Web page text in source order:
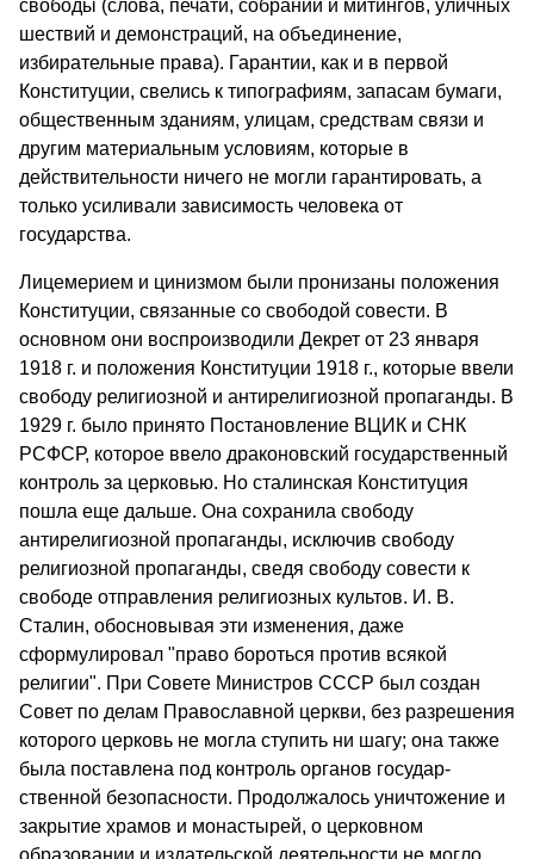
свободы (слова, печати, собраний и митингов, уличных
шествий и демонстра­ций, на объединение,
избирательные права). Гарантии, как и в первой
Конституции, свелись к типографиям, запасам бумаги,
общес­твенным зданиям, улицам, средствам связи и
другим материальным условиям, которые в
действительности ничего не могли гарантиро­вать, а
только усиливали зависимость человека от
государства.
Лицемерием и цинизмом были пронизаны положения
Конститу­ции, связанные со свободой совести. В
основном они воспроизво­дили Декрет от 23 января
1918 г. и положения Конституции 1918 г., которые ввели
свободу религиозной и антирелигиозной пропаганды. В
1929 г. было принято Постановление ВЦИК и СНК
РСФСР, которое ввело драконовский государственный
контроль за церковью. Но сталинская Конституция
пошла еще дальше. Она сохранила свободу
антирелигиозной пропаганды, исключив свободу
религиозной пропаганды, сведя свободу совести к
свободе отправ­ления религиозных культов. И. В.
Сталин, обосновывая эти измене­ния, даже
сформулировал "право бороться против всякой
религии". При Совете Министров СССР был создан
Совет по делам Право­славной церкви, без разрешения
которого церковь не могла ступить ни шагу; она также
была поставлена под контроль органов государ­
ственной безопасности. Продолжалось уничтожение и
закрытие хра­мов и монастырей, о церковном
образовании и издательской деятель­ности не могло